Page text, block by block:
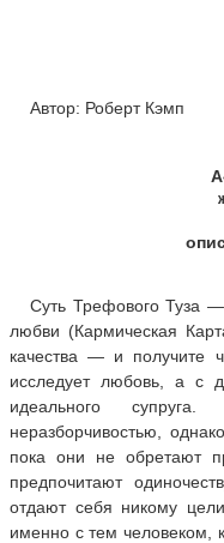
Автор: Роберт Кэмп
A
Суть Трефового Туза
любви (Кармическая
качества — и получите
исследует любовь, а с
идеального
неразборчивостью,
пока они не обретают
предпочитают
отдают себя никому
именно с тем человеком,